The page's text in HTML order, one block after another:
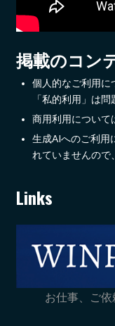
掲載のコン
個人的なご利用に
「私的利用」は問
商用利用につい
生成AIへのご利用
れていませんので
Links
お仕事、ご依